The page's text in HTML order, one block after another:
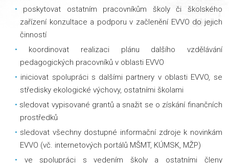
poskytovat ostatním pracovníkům školy či školského
zařízení konzultace a podporu v začlenění EVVO do jejich
činností
koordinovat realizaci plánu dalšího vzdělávání
pedagogických pracovníků v oblasti EVVO
iniciovat spolupráci s dalšími partnery v oblasti EVVO, se
středisky ekologické výchovy, ostatními školami
sledovat vypisované grantů a snažit se o získání finančních
prostředků
sledovat všechny dostupné informační zdroje k novinkám
EVVO (vč. internetových portálů MŠMT, KÚMSK, MŽP)
ve spolupráci s vedením školy a ostatními členy